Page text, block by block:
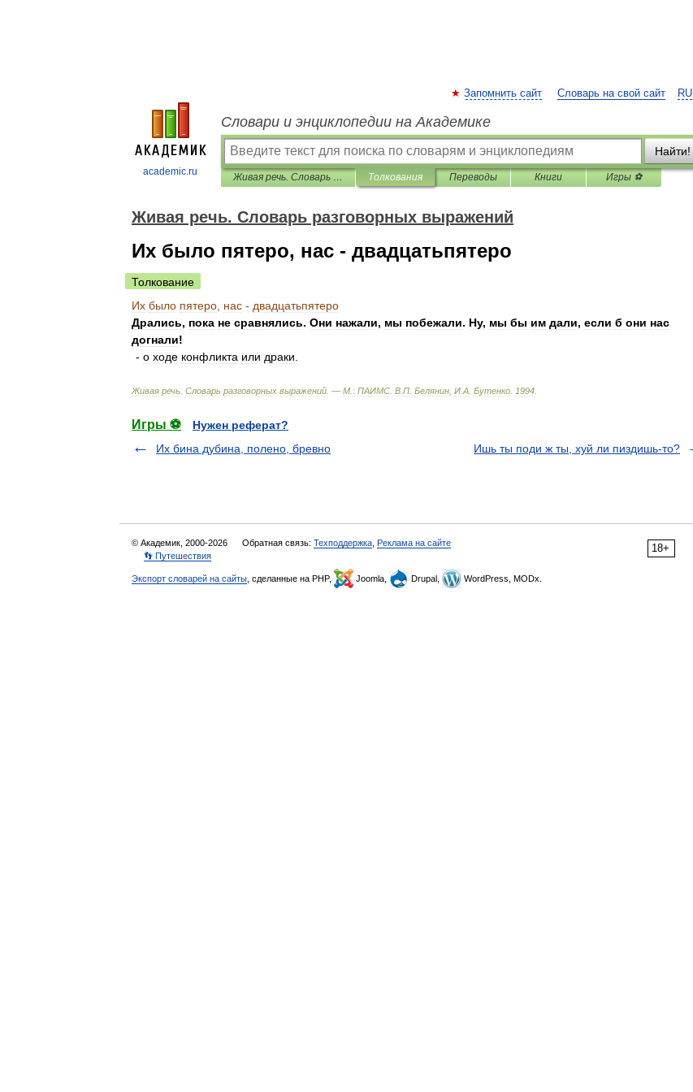
academic.ru
RU
Запомнить сайт Словарь на свой сайт
Словари и энциклопедии на Академике
Найти!
Живая речь. Словарь разговорных выражений Толкования Переводы Книги Игры ⚽
Живая речь. Словарь разговорных выражений
Их было пятеро, нас - двадцатьпятеро
Толкование
Их было пятеро нас - двадцатьпятеро
Дрались, пока не сравнялись. Они нажали, мы побежали. Ну, мы бы им дали, если б они нас
догнали!
- о ходе конфликта или драки
Живая речь Словарь разговорных выражений . — М : ПАИМС В П Белянин И А Бутенко 1994
Игры ⚽
Нужен реферат?
Их бина дубина, полено, бревно
Ишь ты поди ж ты, хуй ли пиздишь-то?
18+
© Академик, 2000-2026 Обратная связь: Техподдержка Реклама на сайте
👣 Путешествия
Экспорт словарей на сайты , сделанные на PHP, Joomla, Drupal, WordPress, MODx.